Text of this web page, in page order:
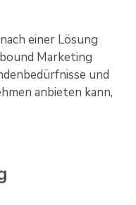
einer Lösung
Marketing
und
anbieten kann,